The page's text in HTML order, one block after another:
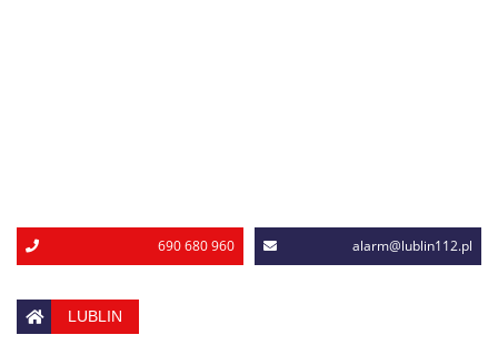
690 680 960 alarm@lublin112.pl
LUBLIN